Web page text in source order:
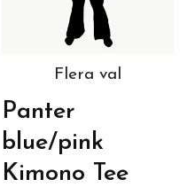
Flera val
Panter
blue/pink
Kimono Tee